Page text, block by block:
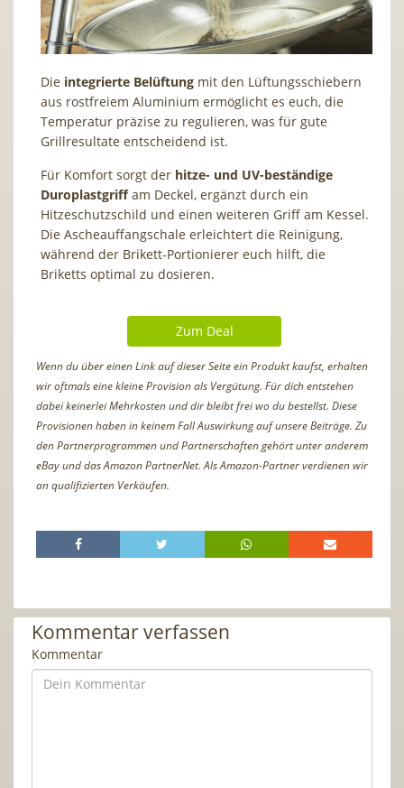
Die integrierte Belüftung mit den Lüftungsschiebern
aus rostfreiem Aluminium ermöglicht es euch, die
Temperatur präzise zu regulieren, was für gute
Grillresultate entscheidend ist.
Für Komfort sorgt der hitze- und UV-beständige
Duroplastgriffam Deckel, ergänzt durch ein
Hitzeschutzschild und einen weiteren Griff am Kessel.
Die Ascheauffangschale erleichtert die Reinigung,
während der Brikett-Portionierer euch hilft, die
Briketts optimal zu dosieren.
Zum Deal
Wenn du über einen Link auf dieser Seite ein Produkt kaufst, erhalten
wir oftmals eine kleine Provision als Vergütung. Für dich entstehen
dabei keinerlei Mehrkosten und dir bleibt frei wo du bestellst. Diese
Provisionen haben in keinem Fall Auswirkung auf unsere Beiträge. Zu
den Partnerprogrammen und Partnerschaften gehört unter anderem
eBay und das Amazon PartnerNet. Als Amazon-Partner verdienen wir
an qualifizierten Verkäufen.
Kommentar verfassen
Kommentar